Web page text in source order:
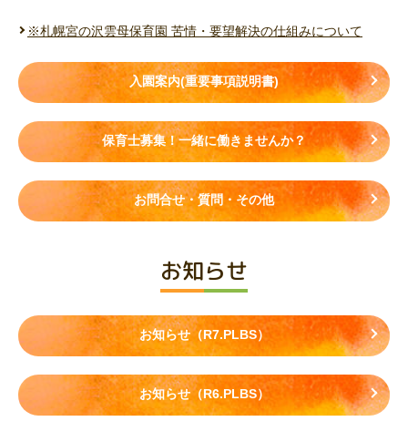
※札幌宮の沢雲母保育園 苦情・要望解決の仕組みについて
入園案内(重要事項説明書)
保育士募集！一緒に働きませんか？
お問合せ・質問・その他
お知らせ
お知らせ（R7.PLBS）
お知らせ（R6.PLBS）